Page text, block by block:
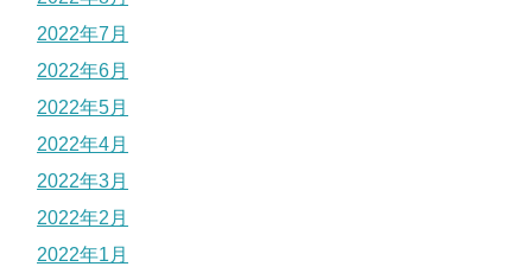
2022年7月
2022年6月
2022年5月
2022年4月
2022年3月
2022年2月
2022年1月